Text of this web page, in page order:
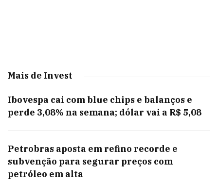
Mais de Invest
Ibovespa cai com blue chips e balanços e
perde 3,08% na semana; dólar vai a R$ 5,08
Petrobras aposta em refino recorde e
subvenção para segurar preços com
petróleo em alta